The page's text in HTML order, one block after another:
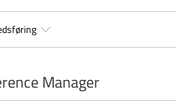
ifm. hotellet, som kan anvendes
Manager